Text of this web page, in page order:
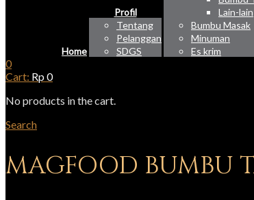
Home
Profil
Tentang
Pelanggan
SDGS
Lain-lain
Bumbu Masak
Minuman
Es krim
0
Cart: Rp0
No products in the cart.
Search
MAGFOOD BUMBU